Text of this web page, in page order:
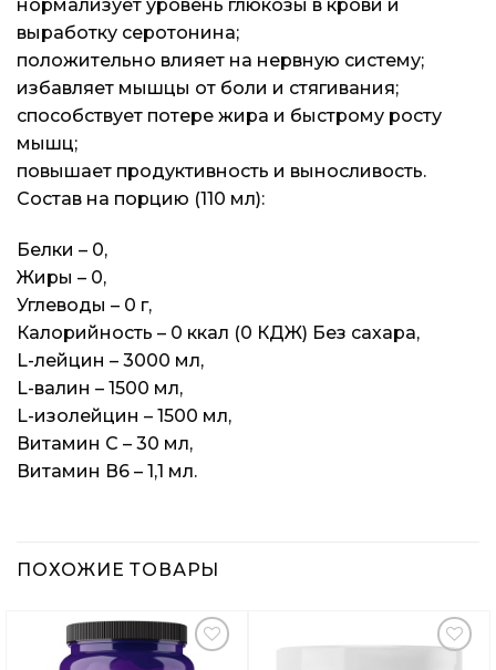
нормализует уровень глюкозы в крови и
выработку серотонина;
положительно влияет на нервную систему;
избавляет мышцы от боли и стягивания;
способствует потере жира и быстрому росту
мышц;
повышает продуктивность и выносливость.
Состав на порцию (110 мл):
Белки – 0,
Жиры – 0,
Углеводы – 0 г,
Калорийность – 0 ккал (0 КДЖ) Без сахара,
L-лейцин – 3000 мл,
L-валин – 1500 мл,
L-изолейцин – 1500 мл,
Витамин С – 30 мл,
Витамин В6 – 1,1 мл.
ПОХОЖИЕ ТОВАРЫ